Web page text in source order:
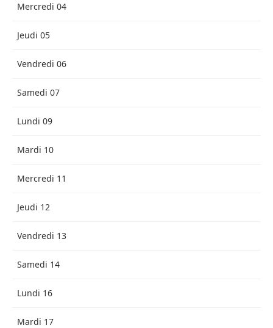
Mercredi 04
Jeudi 05
Vendredi 06
Samedi 07
Lundi 09
Mardi 10
Mercredi 11
Jeudi 12
Vendredi 13
Samedi 14
Lundi 16
Mardi 17